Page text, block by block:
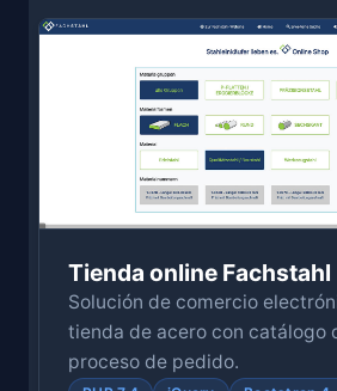
Tienda online Fachstahl
Solución de comercio
tienda de acero con catálogo
proceso de pedido.